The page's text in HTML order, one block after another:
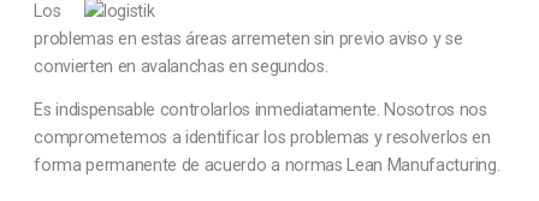
Los
problemas en estas áreas arremeten sin previo aviso y se
convierten en avalanchas en segundos.
Es indispensable controlarlos inmediatamente. Nosotros nos
comprometemos a identificar los problemas y resolverlos en
forma permanente de acuerdo a normas Lean Manufacturing.